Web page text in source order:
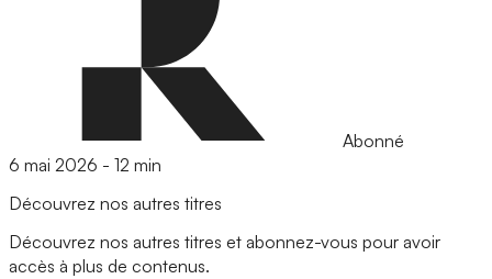
Abonné
6 mai 2026 - 12 min
Découvrez nos autres titres
Découvrez nos autres titres et abonnez-vous pour avoir
accès à plus de contenus.